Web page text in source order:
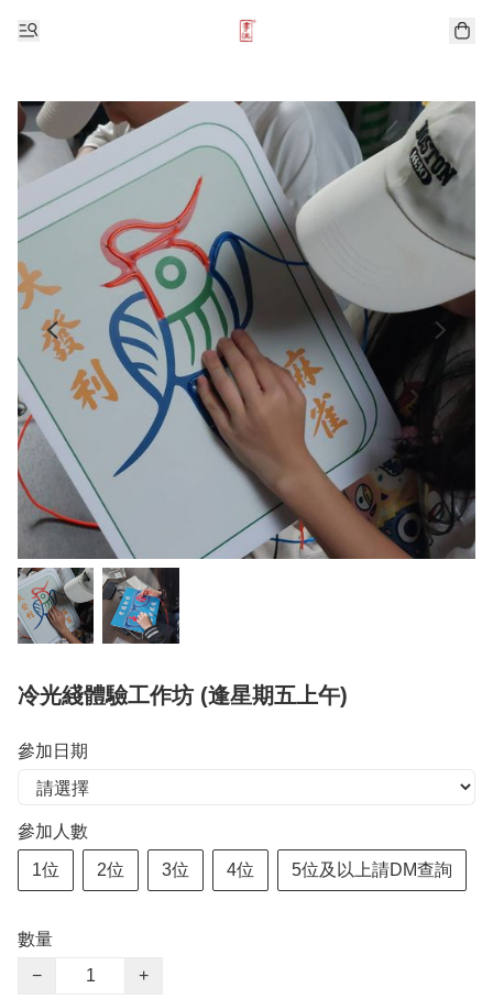
冷光綫體驗工作坊 (逢星期五上午)
參加日期
參加人數
1位 2位 3位 4位 5位及以上請DM查詢
數量
−
+